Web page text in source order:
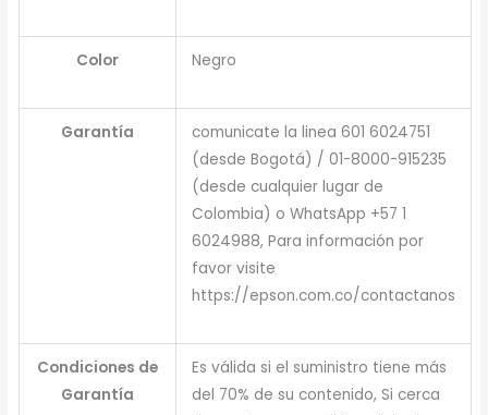
Color Negro
Garantía
comunicate la linea 601 6024751
(desde Bogotá) / 01-8000-915235
(desde cualquier lugar de
Colombia) o WhatsApp +57 1
6024988, Para información por
favor visite
https://epson.com.co/contactanos
Condiciones de
Garantía
Es válida si el suministro tiene más
del 70% de su contenido, Si cerca